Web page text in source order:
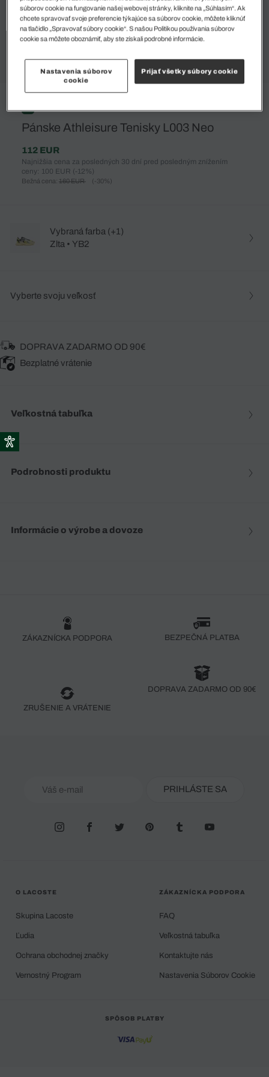
%
Pánske Athleisure Tenisky L003 Neo
112 EUR
Najnižšia cena za posledných 30 dní pred posledným znížením
ceny: 100 EUR (-12%)
Bežná cena: 160 EUR (-30%)
Vybraná farba (+1)
Zlta • YB2
Vyberte svoju veľkosť
DOPRAVA ZADARMO OD 90€
Bezplatné vrátenie
Veľkostná tabuľka
Podrobnosti produktu
Informácie o výrobe a dovoze
ZÁKAZNÍCKA PODPORA BEZPEČNÁ PLATBA
ZRUŠENIE A VRÁTENIE
DOPRAVA ZADARMO OD 90€
PRIHLÁSTE SA
O LACOSTE
Skupina Lacoste
Ľudia
Ochrana obchodnej značky
Vernostný Program
ZÁKAZNÍCKA PODPORA
FAQ
Veľkostná tabuľka
Kontaktujte nás
Nastavenia Súborov Cookie
SPÔSOB PLATBY
súborov cookie na fungovanie našej webovej stránky, kliknite na „Súhlasím“. Ak
chcete spravovať svoje preferencie týkajúce sa súborov cookie, môžete kliknúť
na tlačidlo „Spravovať súbory cookie“. S našou Politikou používania súborov
cookie sa môžete oboznámiť, aby ste získali podrobné informácie.
Nastavenia súborov
cookie
Prijať všetky súbory cookie